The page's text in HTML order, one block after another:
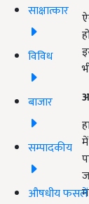
साक्षात्कार
विविध
बाजार
सम्पादकीय
औषधीय फसलें